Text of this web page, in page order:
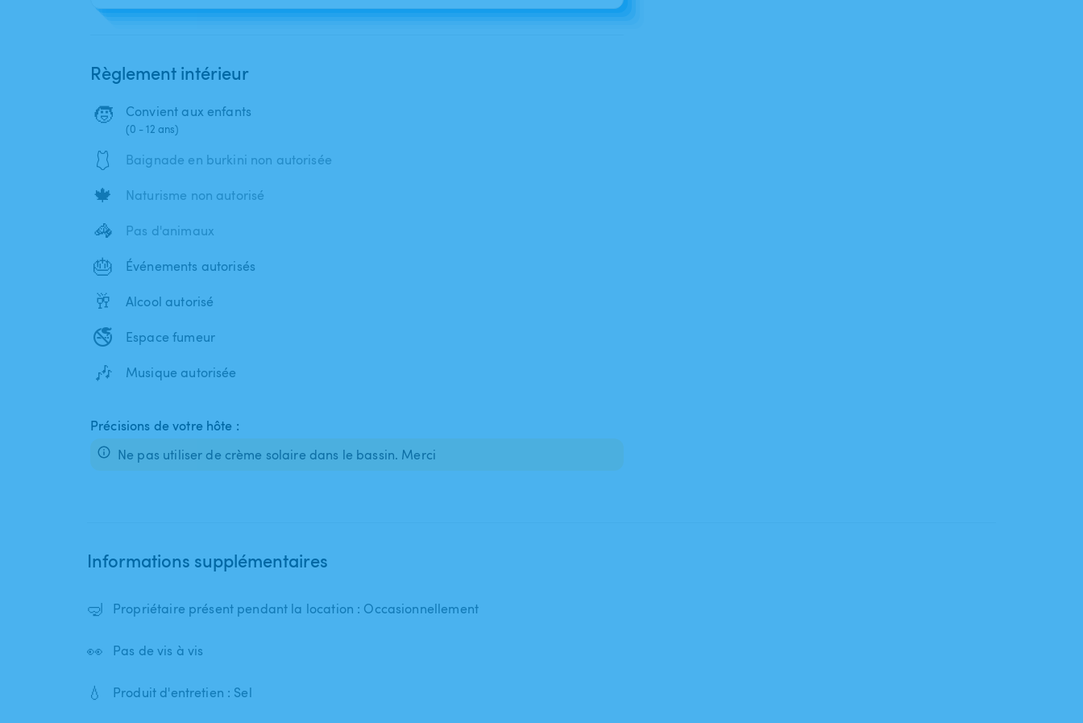
Règlement intérieur
🧒 Convient aux enfants
(0 - 12 ans)
🩱 Baignade en burkini non autorisée
🍁 Naturisme non autorisé
🦓 Pas d'animaux
🎂 Événements autorisés
🥂 Alcool autorisé
🚭 Espace fumeur
🎶 Musique autorisée
Précisions de votre hôte :
Ne pas utiliser de crème solaire dans le bassin. Merci
Informations supplémentaires
🤿 Propriétaire présent pendant la location : Occasionnellement
👀 Pas de vis à vis
💧 Produit d'entretien : Sel